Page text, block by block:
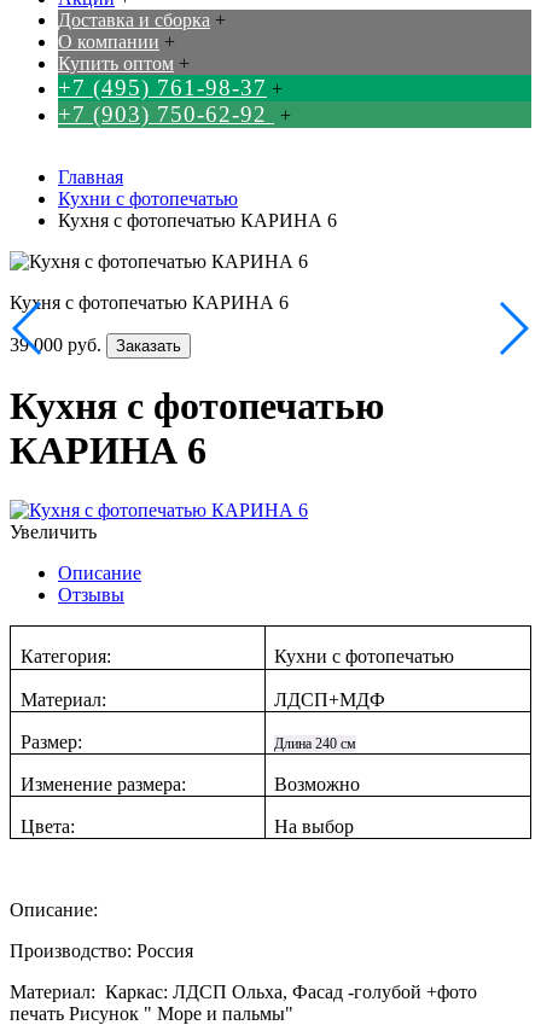
Доставка и сборка +
О компании +
Купить оптом +
+7 (495) 761-98-37 +
+7 (903) 750-62-92 +
Главная
Кухни с фотопечатью
Кухня с фотопечатью КАРИНА 6
Кухня с фотопечатью КАРИНА 6
39 000 руб. Заказать
Кухня с фотопечатью
КАРИНА 6
Увеличить
Описание
Отзывы
Категория: Кухни с фотопечатью
Материал: ЛДСП+МДФ
Размер: Длина 240 см
Изменение размера: Возможно
Цвета: На выбор
Описание:
Производство: Россия
Материал: Каркас: ЛДСП Ольха, Фасад -голубой +фото
печать Рисунок " Море и пальмы"